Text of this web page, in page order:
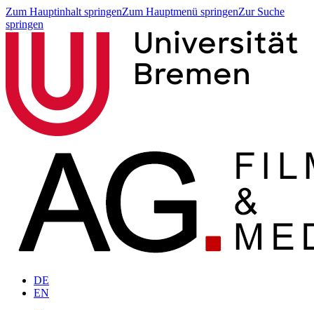
Zum Hauptinhalt springenZum Hauptmenü springenZur Suche
springen
DE
EN